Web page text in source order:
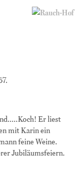
Er liest
mit Karin ein
feine Weine.
Jubiläumsfeiern.